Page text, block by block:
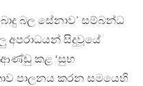
බල සේනාව’ සම්බන්ධ
අපරාධයන් සිදුවූයේ
ආණ්ඩු කළ ‘සුභ
පාලනය කරන සමයෙහි